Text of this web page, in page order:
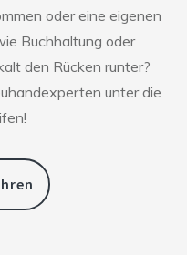
oder eine eigenen
Buchhaltung oder
den Rücken runter?
unter die